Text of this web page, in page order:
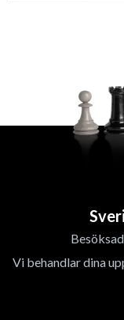
Vi behandlar dina